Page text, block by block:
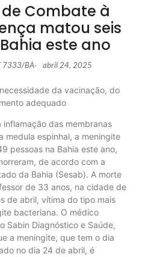
Combate à
matou seis
este ano
7333/BA- abril 24, 2025
da vacinação, do
adequado
das membranas
medula espinhal, a meningite
pessoas na Bahia este ano,
de acordo com a
da Bahia (Sesab). A morte
de 33 anos, na cidade de
de abril, vítima do tipo mais
bacteriana. O médico
Sabin Diagnóstico e Saúde,
a meningite, que tem o dia
no dia 24 de abril, é